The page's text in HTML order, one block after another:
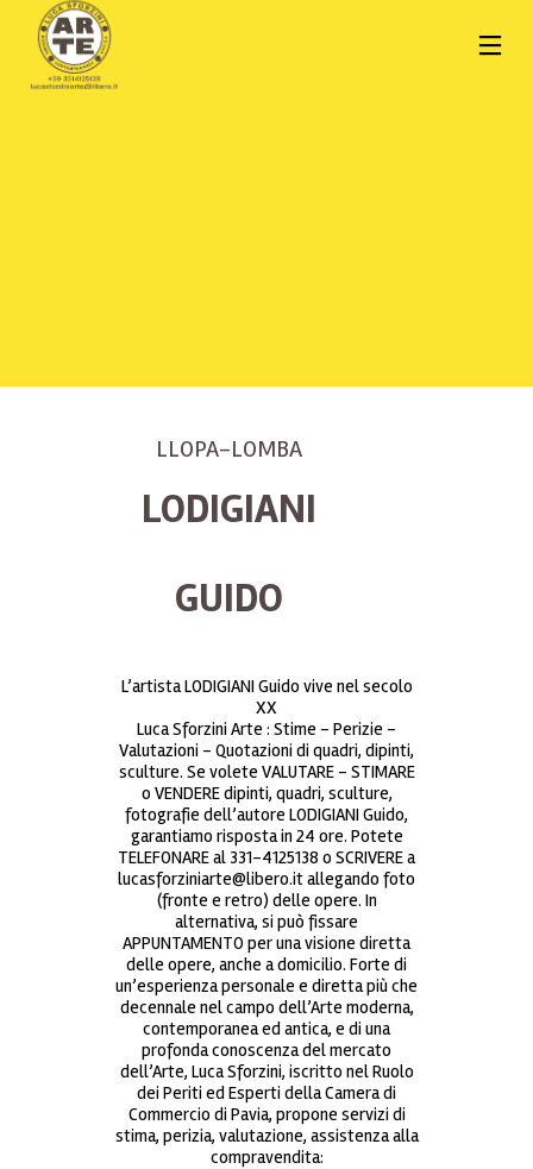
LLOPA-LOMBA
LODIGIANI
GUIDO
L’artista LODIGIANI Guido vive nel secolo
XX
Luca Sforzini Arte : Stime – Perizie –
Valutazioni – Quotazioni di quadri, dipinti,
sculture. Se volete VALUTARE – STIMARE
o VENDERE dipinti, quadri, sculture,
fotografie dell’autore LODIGIANI Guido,
garantiamo risposta in 24 ore. Potete
TELEFONARE al 331-4125138 o SCRIVERE a
lucasforziniarte@libero.it allegando foto
(fronte e retro) delle opere. In
alternativa, si può fissare
APPUNTAMENTO per una visione diretta
delle opere, anche a domicilio. Forte di
un’esperienza personale e diretta più che
decennale nel campo dell’Arte moderna,
contemporanea ed antica, e di una
profonda conoscenza del mercato
dell’Arte, Luca Sforzini, iscritto nel Ruolo
dei Periti ed Esperti della Camera di
Commercio di Pavia, propone servizi di
stima, perizia, valutazione, assistenza alla
compravendita: